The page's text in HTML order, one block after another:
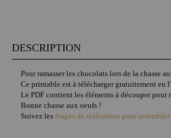
DESCRIPTION
Pour ramasser les chocolats lors de la chasse
Ce printable est à télécharger gratuitement
Le PDF contient les éléments à découper pour
Bonne chasse aux oeufs !
Suivez les étapes de réalisation pour